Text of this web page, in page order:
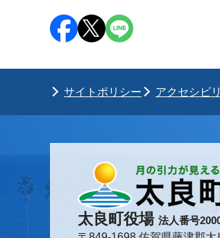
サイトポリシー アクセシビ
太良町役場 法人番号